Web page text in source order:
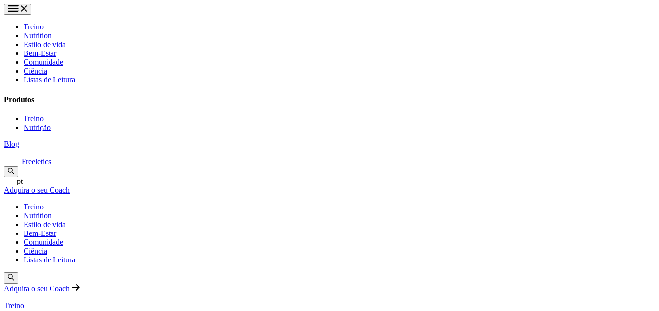
Treino
Nutrition
Estilo de vida
Bem-Estar
Comunidade
Ciência
Listas de Leitura
Produtos
Treino
Nutrição
Blog
Freeletics
pt
Adquira o seu Coach
Treino
Nutrition
Estilo de vida
Bem-Estar
Comunidade
Ciência
Listas de Leitura
Adquira o seu Coach
Treino